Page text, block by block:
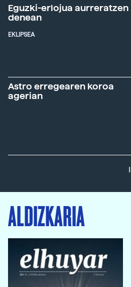
Eguzki-erlojua aurreratzen
denean
EKLIPSEA
Astro erregearen koroa
agerian
ALDIZKARIA